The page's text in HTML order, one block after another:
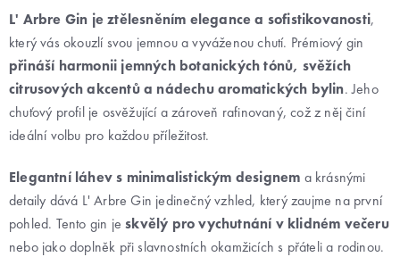
L' Arbre Gin je ztělesněním elegance a sofistikovanosti,
který vás okouzlí svou jemnou a vyváženou chutí. Prémiový gin
přináší harmonii jemných botanických tónů, svěžích
citrusových akcentů a nádechu aromatických bylin. Jeho
chuťový profil je osvěžující a zároveň rafinovaný, což z něj činí
ideální volbu pro každou příležitost.
Elegantní láhev s minimalistickým designem a krásnými
detaily dává L' Arbre Gin jedinečný vzhled, který zaujme na první
pohled. Tento gin jeskvělý pro vychutnání v klidném večeru
nebo jako doplněk při slavnostních okamžicích s přáteli a rodinou.